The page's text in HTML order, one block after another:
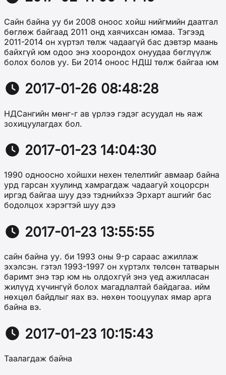
Сайн байна уу би 2008 оноос хойш нийгмийн даатгал
бөглөж байгаад 2011 онд хаячихсан юмаа. Тэгээд
2011-2014 он хүртэл төлж чадаагүй бас дэвтэр маань
байхгүй юм одоо энэ хоорондох онуудаа бөглүүлж
болох болов уу. Би 2014 оноос НДШ төлж байгаа юм
2017-01-26 08:48:28
НДСангийн мөнг-г ав үрлээ гэдэг асуудал нь яаж
зохицуулагдах бол.
2017-01-23 14:04:30
1990 одноосно хойшхи нехен телелтийг авмаар байна
урд гарсан хуулинд хамрагдаж чадаагуй хоцорсрн
иргэд байгаа шуу дээ тэднийхээ Эрхарт ашгийг бас
бодолцох хэрэгтэй шуу дээ
2017-01-23 13:55:55
сайн байна уу. би 1993 оны 9-р сараас ажиллаж
эхэлсэн. гэтэл 1993-1997 он хүртэлх төлсөн татварын
баримт энэ тэр юм нь олдохгүй энэ үед ажилласан
жилүүд хүчингүй болох магадлалтай байдагаа. ийм
нөхцөл байдлыг яах вэ. нөхөн тооцуулах ямар арга
байна вэ.
2017-01-23 10:15:43
Таалагдаж байна